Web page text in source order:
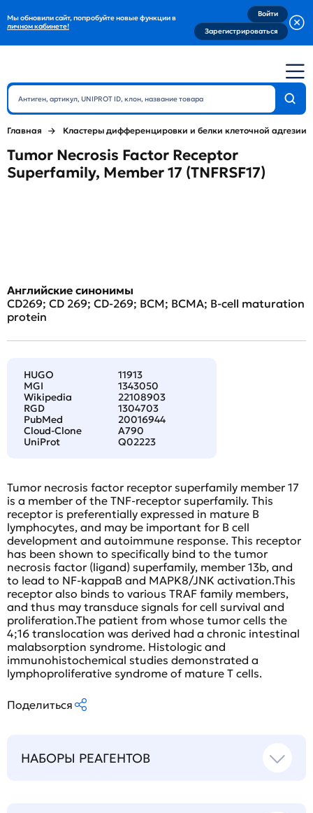
Мы обновили сайт, попробуйте новые функции в
личном кабинете!
Войти
Зарегистрироваться
Главная Кластеры дифференцировки и белки клеточной адгезии
Tumor Necrosis Factor Receptor
Superfamily, Member 17 (TNFRSF17)
Английские синонимы
CD269; CD 269; CD-269; BCM; BCMA; B-cell maturation
protein
HUGO
11913
MGI
1343050
Wikipedia
22108903
RGD
1304703
PubMed
20016944
Cloud-Clone
A790
UniProt
Q02223
Tumor necrosis factor receptor superfamily member 17
is a member of the TNF-receptor superfamily. This
receptor is preferentially expressed in mature B
lymphocytes, and may be important for B cell
development and autoimmune response. This receptor
has been shown to specifically bind to the tumor
necrosis factor (ligand) superfamily, member 13b, and
to lead to NF-kappaB and MAPK8/JNK activation.This
receptor also binds to various TRAF family members,
and thus may transduce signals for cell survival and
proliferation.The patient from whose tumor cells the
4;16 translocation was derived had a chronic intestinal
malabsorption syndrome. Histologic and
immunohistochemical studies demonstrated a
lymphoproliferative syndrome of mature T cells.
Поделиться
НАБОРЫ РЕАГЕНТОВ